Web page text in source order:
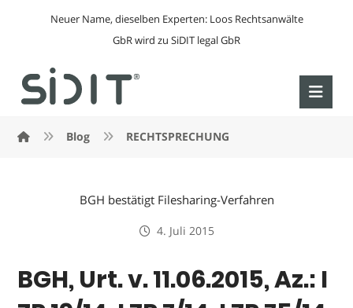
Neuer Name, dieselben Experten: Loos Rechtsanwälte
GbR wird zu SiDIT legal GbR
Blog RECHTSPRECHUNG
BGH bestätigt Filesharing-Verfahren
4. Juli 2015
BGH, Urt. v. 11.06.2015, Az.: I